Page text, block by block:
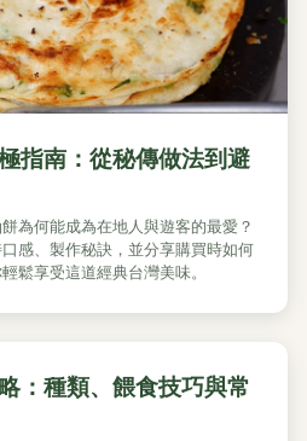
指南：從秘傳做法到避
為何能成為在地人與遊客的最愛？
感、製作秘訣，並分享購買時如何
鬆享受這道經典台灣美味。
：種類、餵食技巧與常